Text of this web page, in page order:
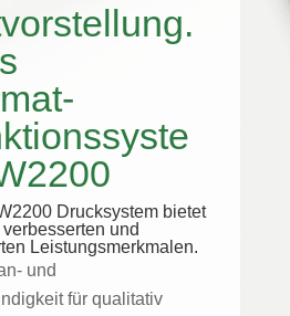
Drucksystem bietet
und
Leistungsmerkmalen.
und
für qualitativ